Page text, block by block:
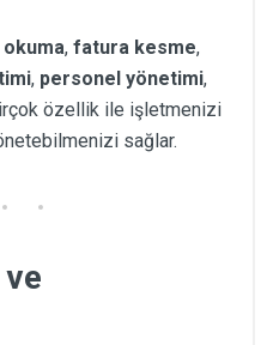
, fatura kesme,
, personel yönetimi,
özellik ile işletmenizi
sağlar.